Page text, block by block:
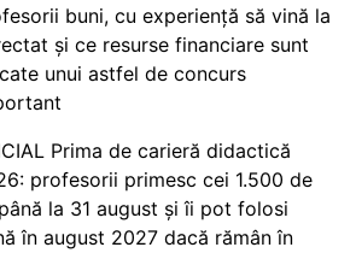
buni, cu experiență să vină la
și ce resurse financiare sunt
unui astfel de concurs
Prima de carieră didactică
profesorii primesc cei 1.500 de
la 31 august și îi pot folosi
în august 2027 dacă rămân în